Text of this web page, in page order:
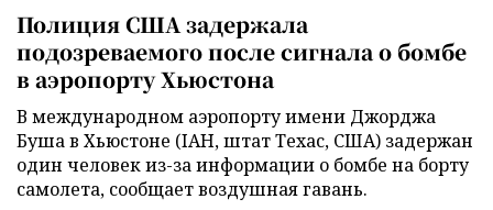
Полиция США задержала
подозреваемого после сигнала о бомбе
в аэропорту Хьюстона
В международном аэропорту имени Джорджа
Буша в Хьюстоне (IAH, штат Техас, США) задержан
один человек из-за информации о бомбе на борту
самолета, сообщает воздушная гавань.